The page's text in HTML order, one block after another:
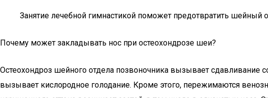
Занятие лечебной гимнастикой поможет предотвратить шейный
Почему может закладывать нос при остеохондрозе шеи?
Остеохондроз шейного отдела позвоночника вызывает сдавливание
вызывает кислородное голодание. Кроме этого, пережимаются